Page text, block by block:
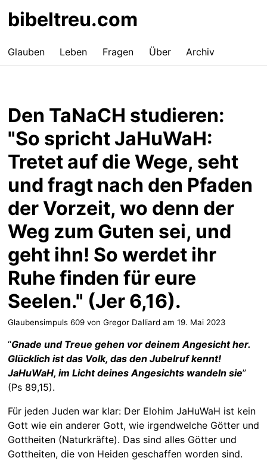
bibeltreu.com
Glauben Leben Fragen Über Archiv
Den TaNaCH studieren:
"So spricht JaHuWaH:
Tretet auf die Wege, seht
und fragt nach den Pfaden
der Vorzeit, wo denn der
Weg zum Guten sei, und
geht ihn! So werdet ihr
Ruhe finden für eure
Seelen." (Jer 6,16).
Glaubensimpuls 609 von Gregor Dalliard am 19. Mai 2023
“Gnade und Treue gehen vor deinem Angesicht her.
Glücklich ist das Volk, das den Jubelruf kennt!
JaHuWaH, im Licht deines Angesichts wandeln sie”
(Ps 89,15).
Für jeden Juden war klar: Der Elohim JaHuWaH ist kein
Gott wie ein anderer Gott, wie irgendwelche Götter und
Gottheiten (Naturkräfte). Das sind alles Götter und
Gottheiten, die von Heiden geschaffen worden sind.